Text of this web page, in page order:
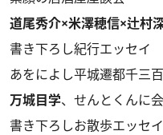
道尾秀介×米澤穂信×辻村
書き下ろし紀行エッセイ
あをによし平城遷都千三
万城目学、せんとくんに
書き下ろしお散歩エッセイ